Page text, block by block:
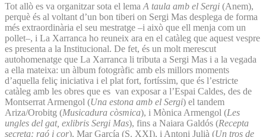
Tot allò es va organitzar sota el lema A taula amb el Sergi (Anem),
perquè és al voltant d’un bon tiberi on Sergi Mas desplega de forma
més extraordinària el seu mestratge –i això que ell menja com un
pollet–, i La Xarranca ho reuneix ara en el catàleg que aquest vespre
es presenta a la Institucional. De fet, és un molt merescut
autohomenatge que La Xarranca li tributa a Sergi Mas i a la vegada
a ella mateixa: un àlbum fotogràfic amb els millors moments
d’aquella feliç iniciativa i el plat fort, fortíssim, que és l’estricte
catàleg amb les obres que es van exposar a l’Espai Caldes, des de
Montserrat Armengol (Una estona amb el Sergi) el tandem
Ariza/Orobitg (Musicadura còsmica), i Mònica Armengol (Les
ungles del gat, exlibris Sergi Mas), fins a Naiara Galdós (Recepta
secreta: raó i cor), Mar García (S. XXI), i Antoni Julià (Un tros de